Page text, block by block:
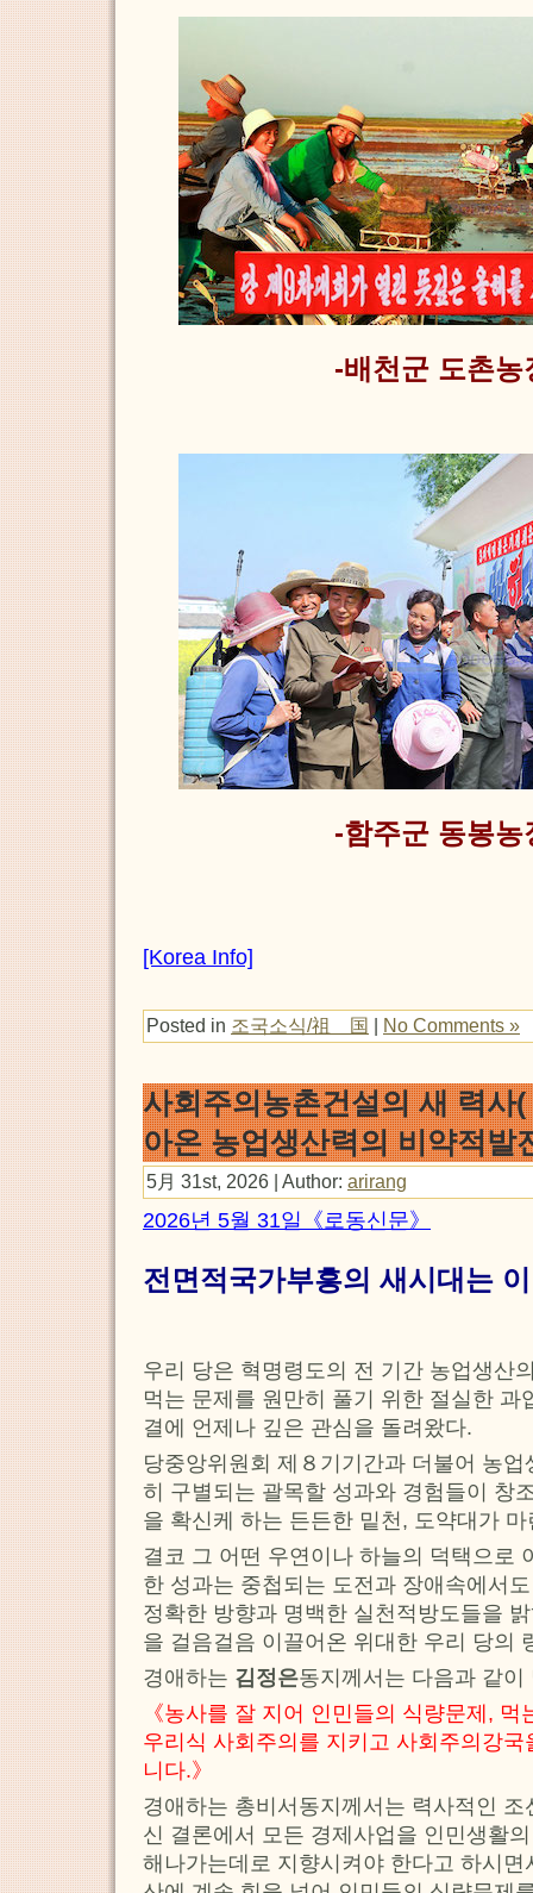
-배천군 도촌농
-함주군 동봉농
[Korea Info]
Posted in 조국소식/祖 国 | No Comments »
사회주의농촌건설의 새 력
아온 농업생산력의 비약적발
5月 31st, 2026 | Author: arirang
2026년 5월 31일《로동신문》
전면적국가부흥의 새시대는
우리 당은 혁명령도의 전 기간 농업생산
먹는 문제를 원만히 풀기 위한 절실한 과
결에 언제나 깊은 관심을 돌려왔다.
당중앙위원회 제８기기간과 더불어 농
히 구별되는 괄목할 성과와 경험들이 창
을 확신케 하는 든든한 밑천, 도약대가
결코 그 어떤 우연이나 하늘의 덕택으로
한 성과는 중첩되는 도전과 장애속에서
정확한 방향과 명백한 실천적방도들을
을 걸음걸음 이끌어온 위대한 우리 당의
경애하는 김정은동지께서는 다음과 같이
《농사를 잘 지어 인민들의 식량문제,
우리식 사회주의를 지키고 사회주의강
니다.》
경애하는 총비서동지께서는 력사적인
신 결론에서 모든 경제사업을 인민생활
해나가는데로 지향시켜야 한다고 하시